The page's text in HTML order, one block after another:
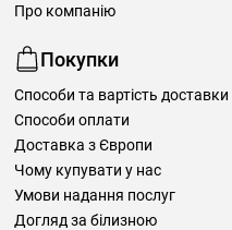
Про компанію
Покупки
Способи та вартість доставки
Способи оплати
Доставка з Європи
Чому купувати у нас
Умови надання послуг
Догляд за білизною